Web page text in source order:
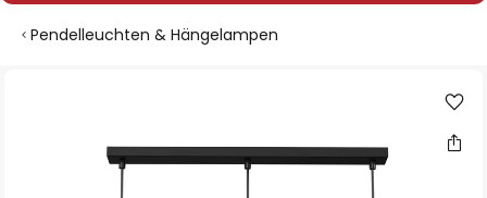
Pendelleuchten & Hängelampen